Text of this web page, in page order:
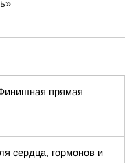
прямая
сердца, гормонов и